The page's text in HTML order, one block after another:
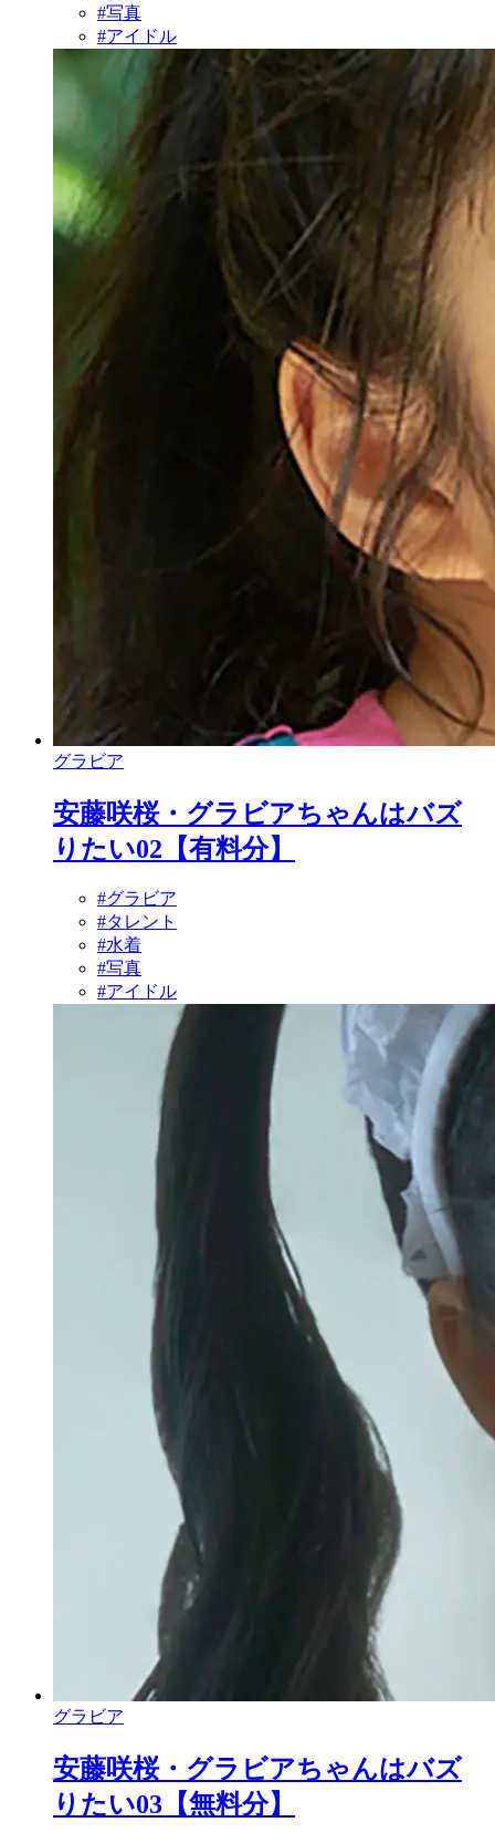
#写真
#アイドル
グラビア
安藤咲桜・グラビアちゃんはバズ
りたい02【有料分】
#グラビア
#タレント
#水着
#写真
#アイドル
グラビア
安藤咲桜・グラビアちゃんはバズ
りたい03【無料分】